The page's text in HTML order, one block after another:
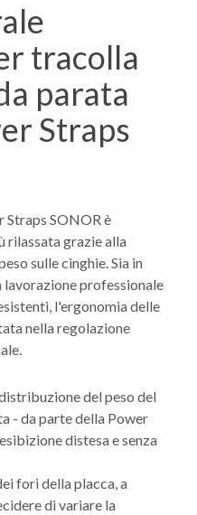
tracolla
parata
Straps
Straps SONOR è
rilassata grazie alla
sulle cinghie. Sia in
lavorazione professionale
l'ergonomia delle
nella regolazione
del peso del
- da parte della Power
distesa e senza
fori della placca, a
di variare la